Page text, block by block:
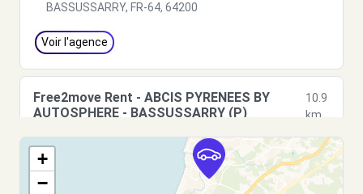
BASSUSSARRY, FR-64, 64200
Voir l'agence
Free2move Rent - ABCIS PYRENEES BY
AUTOSPHERE - BASSUSSARRY (P)
10.9
km
6 ALLEE DES CHAMPS
BASSUSSARRY, FR-64, 64200
+
−